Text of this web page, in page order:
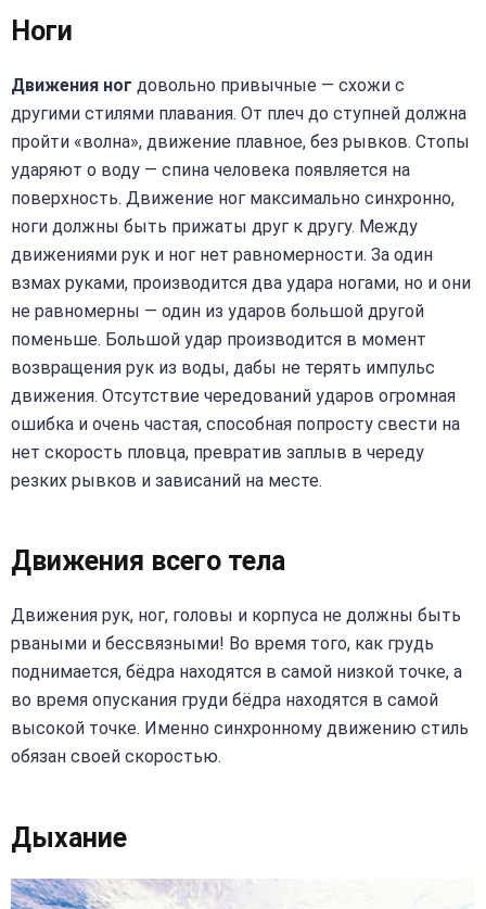
Ноги
Движения ног довольно привычные — схожи с
другими стилями плавания. От плеч до ступней должна
пройти «волна», движение плавное, без рывков. Стопы
ударяют о воду — спина человека появляется на
поверхность. Движение ног максимально синхронно,
ноги должны быть прижаты друг к другу. Между
движениями рук и ног нет равномерности. За один
взмах руками, производится два удара ногами, но и они
не равномерны — один из ударов большой другой
поменьше. Большой удар производится в момент
возвращения рук из воды, дабы не терять импульс
движения. Отсутствие чередований ударов огромная
ошибка и очень частая, способная попросту свести на
нет скорость пловца, превратив заплыв в череду
резких рывков и зависаний на месте.
Движения всего тела
Движения рук, ног, головы и корпуса не должны быть
рваными и бессвязными! Во время того, как грудь
поднимается, бёдра находятся в самой низкой точке, а
во время опускания груди бёдра находятся в самой
высокой точке. Именно синхронному движению стиль
обязан своей скоростью.
Дыхание